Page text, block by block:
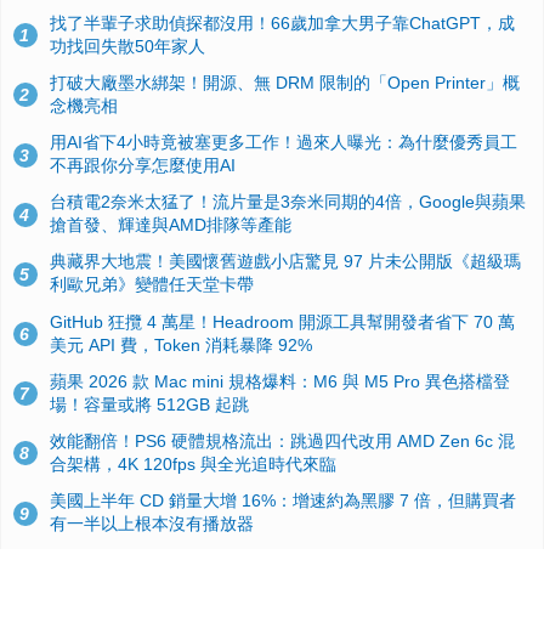
1
找了半輩子求助偵探都沒用！66歲加拿大男子靠ChatGPT，成
功找回失散50年家人
2
打破大廠墨水綁架！開源、無 DRM 限制的「Open Printer」概
念機亮相
3
用AI省下4小時竟被塞更多工作！過來人曝光：為什麼優秀員工
不再跟你分享怎麼使用AI
4
台積電2奈米太猛了！流片量是3奈米同期的4倍，Google與蘋果
搶首發、輝達與AMD排隊等產能
5
典藏界大地震！美國懷舊遊戲小店驚見 97 片未公開版《超級瑪
利歐兄弟》變體任天堂卡帶
6
GitHub 狂攬 4 萬星！Headroom 開源工具幫開發者省下 70 萬
美元 API 費，Token 消耗暴降 92%
7
蘋果 2026 款 Mac mini 規格爆料：M6 與 M5 Pro 異色搭檔登
場！容量或將 512GB 起跳
8
效能翻倍！PS6 硬體規格流出：跳過四代改用 AMD Zen 6c 混
合架構，4K 120fps 與全光追時代來臨
9
美國上半年 CD 銷量大增 16%：增速約為黑膠 7 倍，但購買者
有一半以上根本沒有播放器